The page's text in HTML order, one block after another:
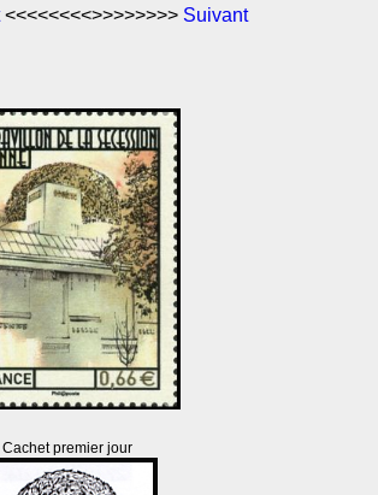
<<<<<<<<>>>>>>>> Suivant
Cachet premier jour